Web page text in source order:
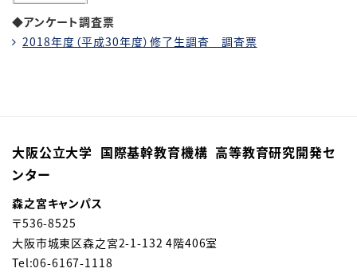
◆アンケート調査票
2018年度（平成30年度）修了生調査 調査票
大阪公立大学 国際基幹教育機構 高等教育研究開発セ
ンター
森之宮キャンパス
〒536-8525
大阪市城東区森之宮2-1-132 4階406室
Tel:06-6167-1118